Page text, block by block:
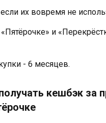
их вовремя не
и
- 6 месяцев.
кешбэк за